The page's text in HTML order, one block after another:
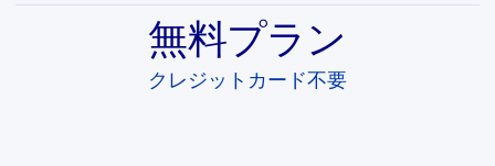
無料プラン
クレジットカード不要